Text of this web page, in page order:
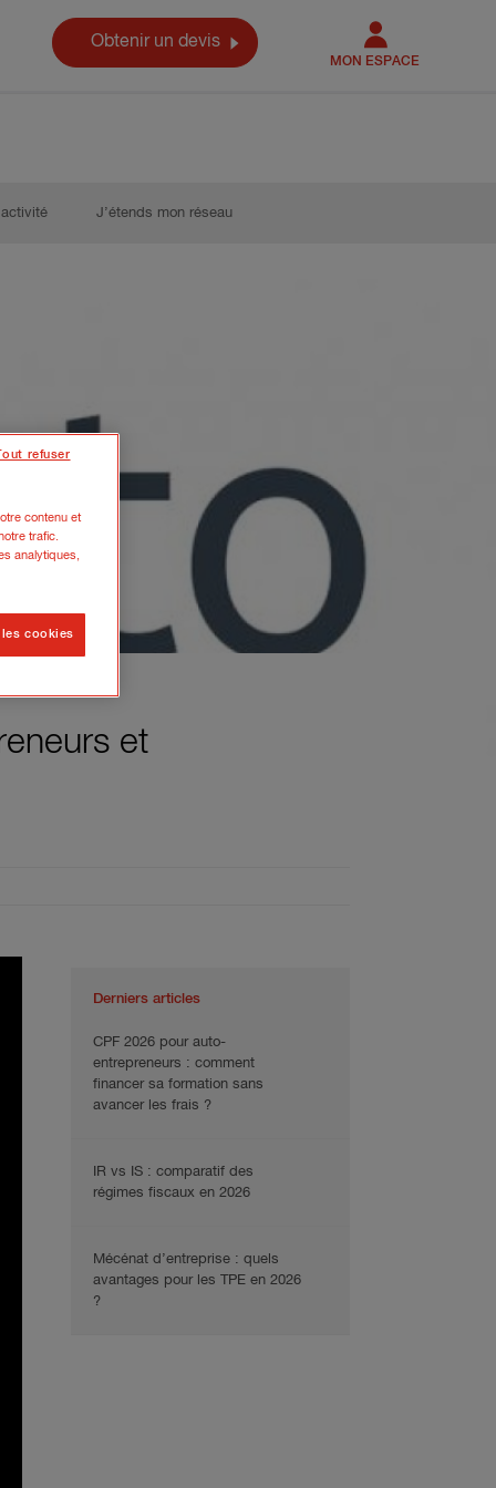
Obtenir un devis
MON ESPACE
J’étends mon réseau
et
Derniers articles
CPF 2026 pour auto-
entrepreneurs : comment
financer sa formation sans
avancer les frais ?
IR vs IS : comparatif des
régimes fiscaux en 2026
Mécénat d’entreprise : quels
avantages pour les TPE en 2026
?
contenu et
trafic.
analytiques,
refuser
cookies